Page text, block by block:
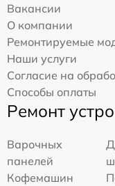
Вакансии
О компании
Ремонтируемые
Наши услуги
Согласие на
Способы оплаты
Ремонт
Варочных
панелей
Кофемашин